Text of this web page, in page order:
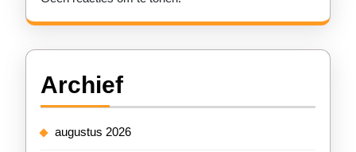
Archief
augustus 2026